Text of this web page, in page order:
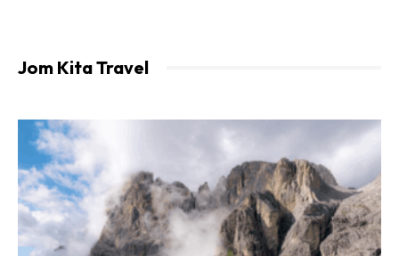
Jom Kita Travel